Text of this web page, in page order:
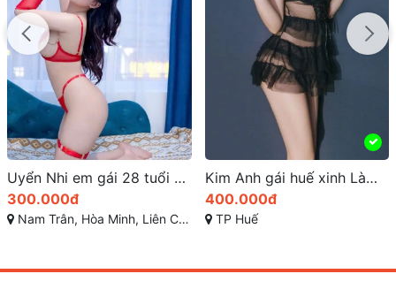
Uyển Nhi em gái 28 tuổi ở Liên Chiểu, TP Đà Nẵng các anh gọi là có mặt
300.000đ
Nam Trân, Hòa Minh, Liên Chiểu, Đà Nẵng, Việt Nam
Kim Anh gái huế xinh Làm Tình Mê Đắm
400.000đ
TP Huế